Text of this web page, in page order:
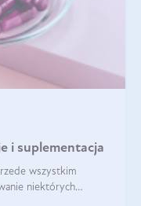
i suplementacja
wszystkim
niektórych